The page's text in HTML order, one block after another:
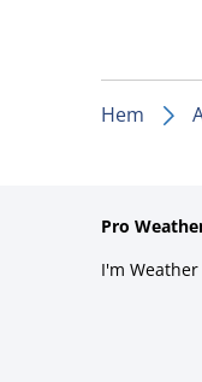
Hem
Pro
I'm Weather